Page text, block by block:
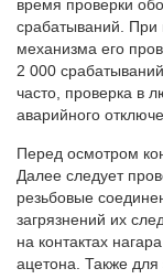
время проверки
срабатываний. При
механизма его
2 000
часто, проверка в
аварийного
Перед осмотром
Далее следует
резьбовые
загрязнений их
на контактах
ацетона. Также для